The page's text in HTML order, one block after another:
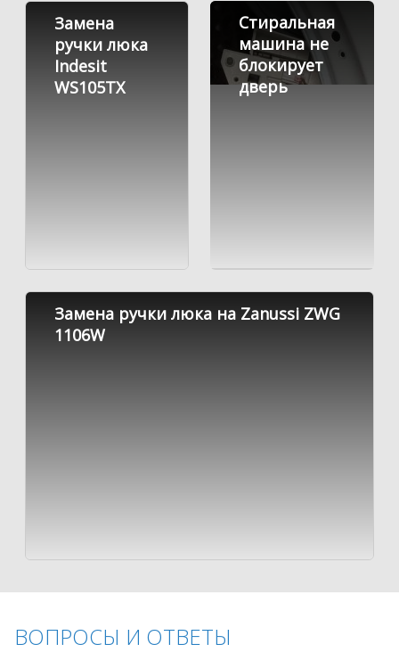
Замена
ручки люка
Indesit
WS105TX
Стиральная
машина не
блокирует
дверь
Замена ручки люка на Zanussi ZWG
1106W
ВОПРОСЫ И ОТВЕТЫ